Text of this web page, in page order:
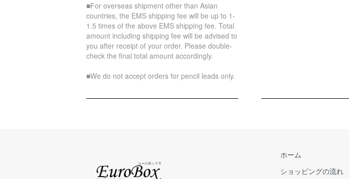
■For overseas shipment other than Asian
countries, the EMS shipping fee will be up to 1-
1.5 times of the above EMS shipping fee. Total
amount including shipping fee will be advised to
you after receipt of your order. Please double-
check the final total amount accordingly.
■We do not accept orders for pencil leads only.
ホーム
ショッピングの流れ